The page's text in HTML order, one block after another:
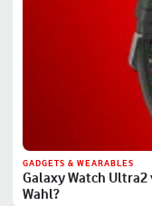
GADGETS & WEARABLES
Galaxy Watch Ultra2
Wahl?